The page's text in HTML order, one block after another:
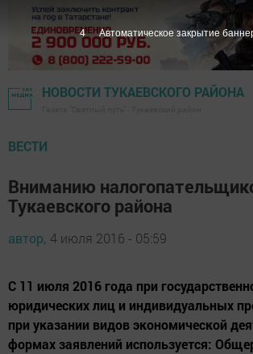
НОВОСТИ ТУКАЕВСКОГО РАЙОНА
ВЕСТИ
Вниманию
Тукаевского района
автор, 4 июля 2016 - 05:59
С 11 июля 2016 года при
юридических лиц и индивидуальных
при указании видов экономической
формах заявлений используется:
3 Автоматическое закрытие